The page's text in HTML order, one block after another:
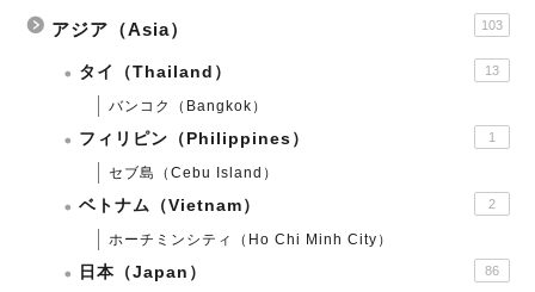
アジア（Asia） 103
タイ（Thailand） 13
バンコク（Bangkok）
フィリピン（Philippines） 1
セブ島（Cebu Island）
ベトナム（Vietnam） 2
ホーチミンシティ（Ho Chi Minh City）
日本（Japan） 86